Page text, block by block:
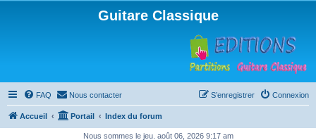
Guitare Classique
FAQ Nous contacter Connexion
S’enregistrer
Accueil Portail Index du forum
Nous sommes le jeu. août 06, 2026 9:17 am